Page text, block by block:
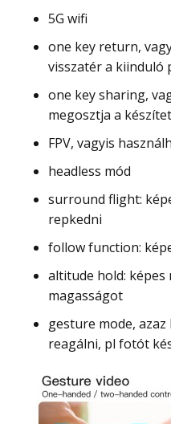
5G wifi
one key return,
visszatér a kiinduló
one key sharing,
megosztja a
FPV, vagyis
headless mód
surround flight:
repkedni
follow function:
altitude hold:
magasságot
gesture mode,
reagálni, pl fotót